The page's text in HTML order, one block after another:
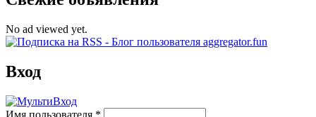
No ad viewed yet.
Вход
Имя пользователя *